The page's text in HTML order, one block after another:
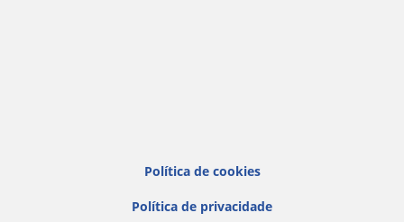
Política de cookies
Política de privacidade